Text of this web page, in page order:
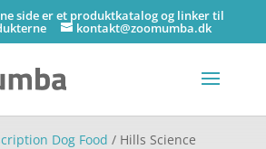
side er et produktkatalog og linker til
kontakt@zoomumba.dk
Dog Food / Hills Science